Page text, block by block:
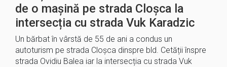
de o mașină pe strada Cloșca la
intersecția cu strada Vuk Karadzic
Un bărbat în vârstă de 55 de ani a condus un
autoturism pe strada Cloșca dinspre bld. Cetății înspre
strada Ovidiu Balea iar la intersecția cu strada Vuk